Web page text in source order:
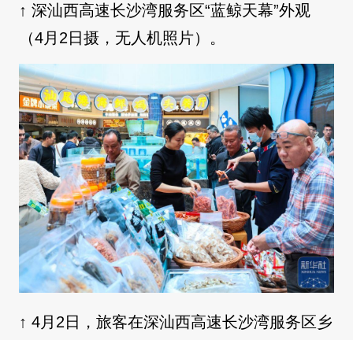
↑ 深汕西高速长沙湾服务区“蓝鲸天幕”外观
（4月2日摄，无人机照片）。
↑ 4月2日，旅客在深汕西高速长沙湾服务区乡